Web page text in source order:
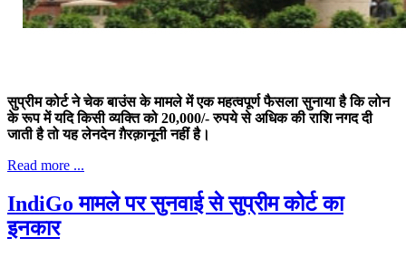
सुप्रीम कोर्ट ने चेक बाउंस के मामले में एक महत्वपूर्ण फैसला सुनाया है कि लोन
के रूप में यदि किसी व्यक्ति को 20,000/- रुपये से अधिक की राशि नगद दी
जाती है तो यह लेनदेन ग़ैरक़ानूनी नहीं है।
Read more ...
IndiGo मामले पर सुनवाई से सुप्रीम कोर्ट का
इनकार